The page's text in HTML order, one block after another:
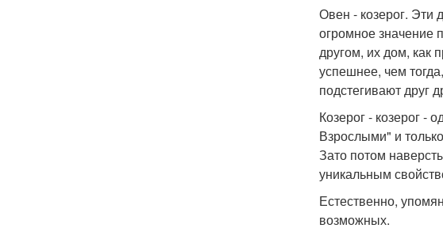
Овен - козерог. Эти
огромное значение
другом, их дом, как
успешнее, чем
подстегивают друг
Козерог - козерог -
Взрослыми" и
Зато потом
уникальным
Естественно,
возможных.